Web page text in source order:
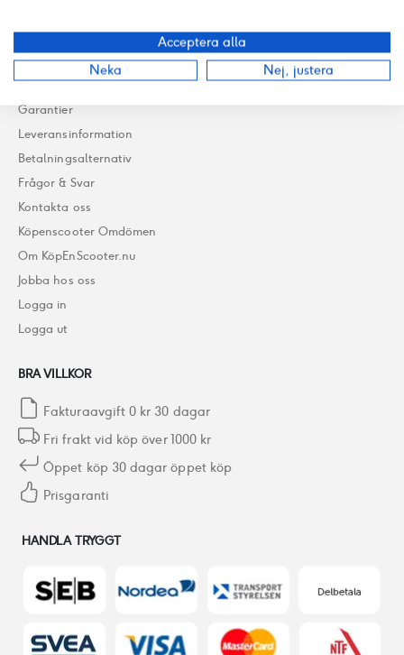
Allmänna villkor
Integritetspolicy
Garantier
Leveransinformation
Betalningsalternativ
Frågor & Svar
Kontakta oss
Köpenscooter Omdömen
Om KöpEnScooter.nu
Jobba hos oss
Logga in
Logga ut
BRA VILLKOR
Fakturaavgift 0 kr 30 dagar
Fri frakt vid köp över 1000 kr
Öppet köp 30 dagar öppet köp
Prisgaranti
HANDLA TRYGGT
Acceptera alla
Neka
Nej, justera